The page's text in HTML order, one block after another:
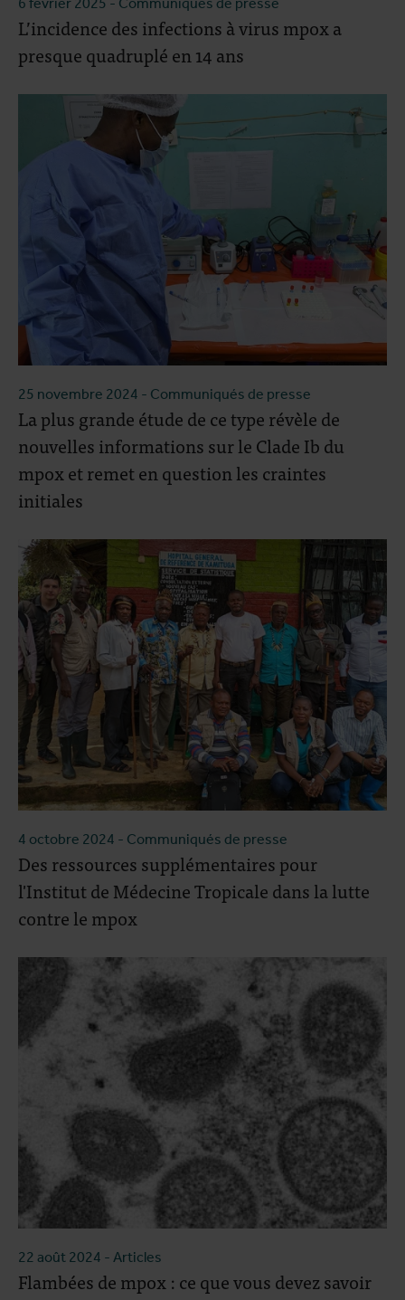
L’incidence des infections à virus mpox a
presque quadruplé en 14 ans
25 novembre 2024 - Communiqués de presse
La plus grande étude de ce type révèle de
nouvelles informations sur le Clade Ib du
mpox et remet en question les craintes
initiales
4 octobre 2024 - Communiqués de presse
Des ressources supplémentaires pour
l'Institut de Médecine Tropicale dans la lutte
contre le mpox
22 août 2024 - Articles
Flambées de mpox : ce que vous devez savoir